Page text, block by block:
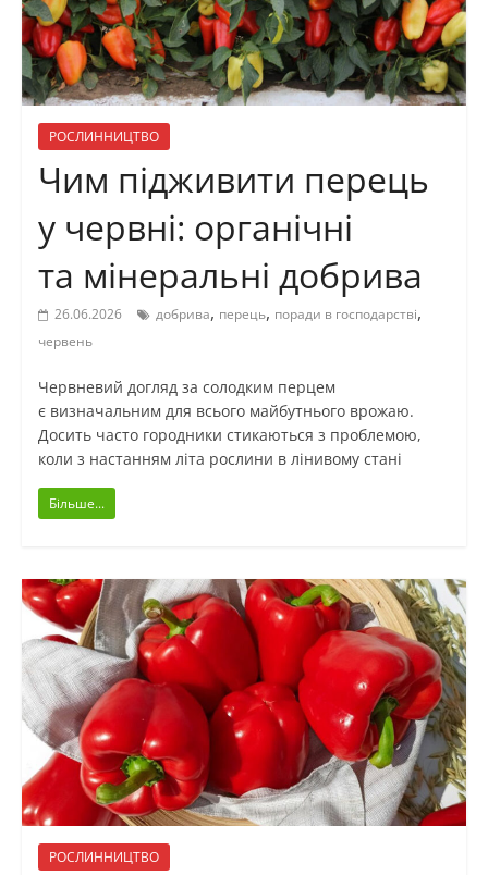
РОСЛИННИЦТВО
Чим підживити перець
у червні: органічні
та мінеральні добрива
26.06.2026 добрива, перець, поради в господарстві,
червень
Червневий догляд за солодким перцем
є визначальним для всього майбутнього врожаю.
Досить часто городники стикаються з проблемою,
коли з настанням літа рослини в лінивому стані
Більше...
РОСЛИННИЦТВО